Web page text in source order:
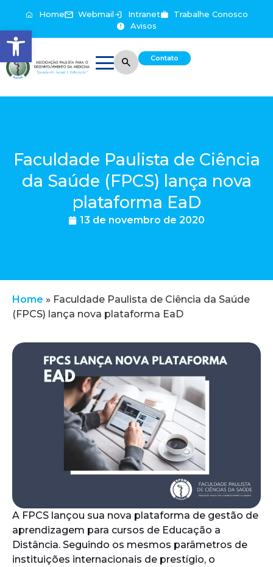
Abrir a barra de ferramentas
Home Webmail Intranet
Trabalhe Conosco
Avisos
Contato
Faculdade Paulista de Ciência
da Saúde (FPCS) lança nova
plataforma EaD
13 de novembro de 2020
Home » Faculdade Paulista de Ciência da Saúde
(FPCS) lança nova plataforma EaD
A FPCS lançou sua nova plataforma de gestão de
aprendizagem para cursos de Educação a
Distância. Seguindo os mesmos parâmetros de
instituições internacionais de prestígio, o